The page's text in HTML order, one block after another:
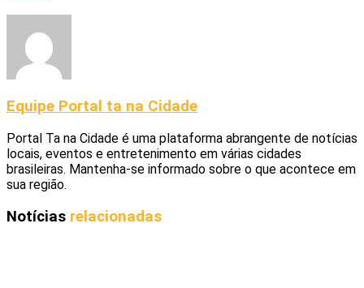
Equipe Portal ta na Cidade
Portal Ta na Cidade é uma plataforma abrangente de notícias
locais, eventos e entretenimento em várias cidades
brasileiras. Mantenha-se informado sobre o que acontece em
sua região.
Notícias relacionadas